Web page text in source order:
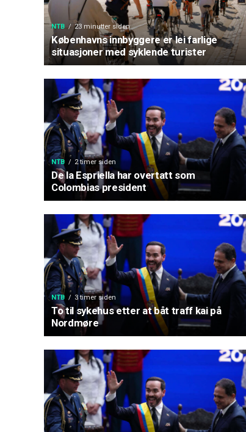
NTB 23 minutter siden
Københavns innbyggere er lei farlige
situasjoner med syklende turister
NTB 2 timer siden
De la Espriella har overtatt som
Colombias president
NTB 3 timer siden
To til sykehus etter at båt traff kai på
Nordmøre